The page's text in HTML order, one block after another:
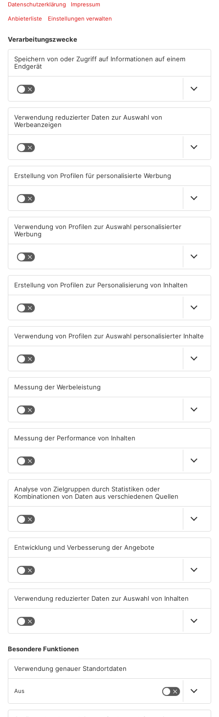
Während man die fünftbeste Defensive der Liga stellt, haperte
es in der Hinrunde im Angriff noch ein wenig. Wie willst du die
„Erstmal wär‘s wichtig, dass die Offensivspieler irgendwann
zurückkommen! Aktuell spielen wir ohne klassischen Stürmer.
vorderster Front. Er macht einen guten Job und wir werden
weiter an Lösungen feilen, um noch torgefährlicher zu werden.
In entscheidenden Abschluss-Situationen fehlt uns noch zu
häufig der Killerinstinkt.“
Wie kam es eigentlich dazu, dass mit Luca Dähn
ausgerechnet ein Innenverteidiger im Sturmzentrum aufläuft?
„Er stellt eine Art „robuster“ Zielspieler dar. Wenn wir mal den
langen Ball spielen müssen, ist es so, dass er ihn festmachen
oder verlängern kann. Dann macht es auch Sinn, ihm einen
schnellen Spieler, wie z.B. Lars Kleiner zur Seite zu stellen.
Was verbessert werden muss, sind die Zuspiele und die
Flanken in den Strafraum. Die Besetzung in der Box passt
häufiger gut und war immer wieder Thema während der
Vorbereitung.“
Was macht für dich die Mannschaft besonders?
„Ich glaube, dass die Mannschaft einen sehr guten Charakter
hat. Auch die Spieler spüren die Widerstände, mussten
beispielsweise auf Gehalt verzichten. Sie befinden sich in einer
angespannten Situation und trotzdem ist die Stimmung gut.
Kein Spieler hat gefühlt darüber nachgedankt, den Verein in
dieser schwierigen Phase nicht zu unterstützen. Sie
identifizieren sich mit der Stadt und dem Verein und werden
alles raushauen, um unsere Ziele zu erreichen.“
Neuerdings tritt der SVA als „Der Verein der Stadt“ auf. Wie
wichtig ist die Verbundenheit zu den Menschen rund um
Aschaffenburg und deren Unterstützung?
„Es ist schon extrem wichtig. Wenn von außen die
Unterstützung da ist und die Mannschaft lautstark nach vorne
gepeitscht wird, bin ich mir sicher, dass das noch ein paar
Prozent rauskitzeln kann. Es muss natürlich ein Stück weit
wachsen, das geht nicht von heute auf morgen. Dafür müssen
wir auch begeistern auf dem Platz - sodass der Funke auf die
Tribüne überspringt.“
Gegner. Das Hinspiel am Schönbusch konntet ihr mit 2:1 für
euch entscheiden. Was für eine Partie erwartest du?
„In der Hinrunde war es mit unser bestes Spiel. Es war ein
großer Kampf, wir haben alles in die Waagschale geworfen und
Mannschaft. Ich hoffe, dass wir es am Sonntag wieder ähnlich
auf den Platz bringen können. Es sind andere Vorrausetzungen,
aber wenn wir an die Leistung aus dem Hinspiel anknüpfen
können, haben wir berechtigte Chancen Punkte mitzunehmen.“